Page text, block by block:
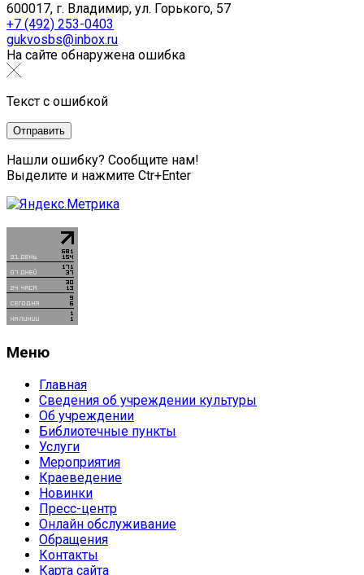
600017, г. Владимир, ул. Горького, 57
+7 (492) 253-0403
gukvosbs@inbox.ru
На сайте обнаружена ошибка
Текст с ошибкой
Нашли ошибку? Сообщите нам!
Выделите и нажмите Ctr+Enter
Меню
Главная
Сведения об учреждении культуры
Об учреждении
Библиотечные пункты
Услуги
Мероприятия
Краеведение
Новинки
Пресс-центр
Онлайн обслуживание
Обращения
Контакты
Карта сайта